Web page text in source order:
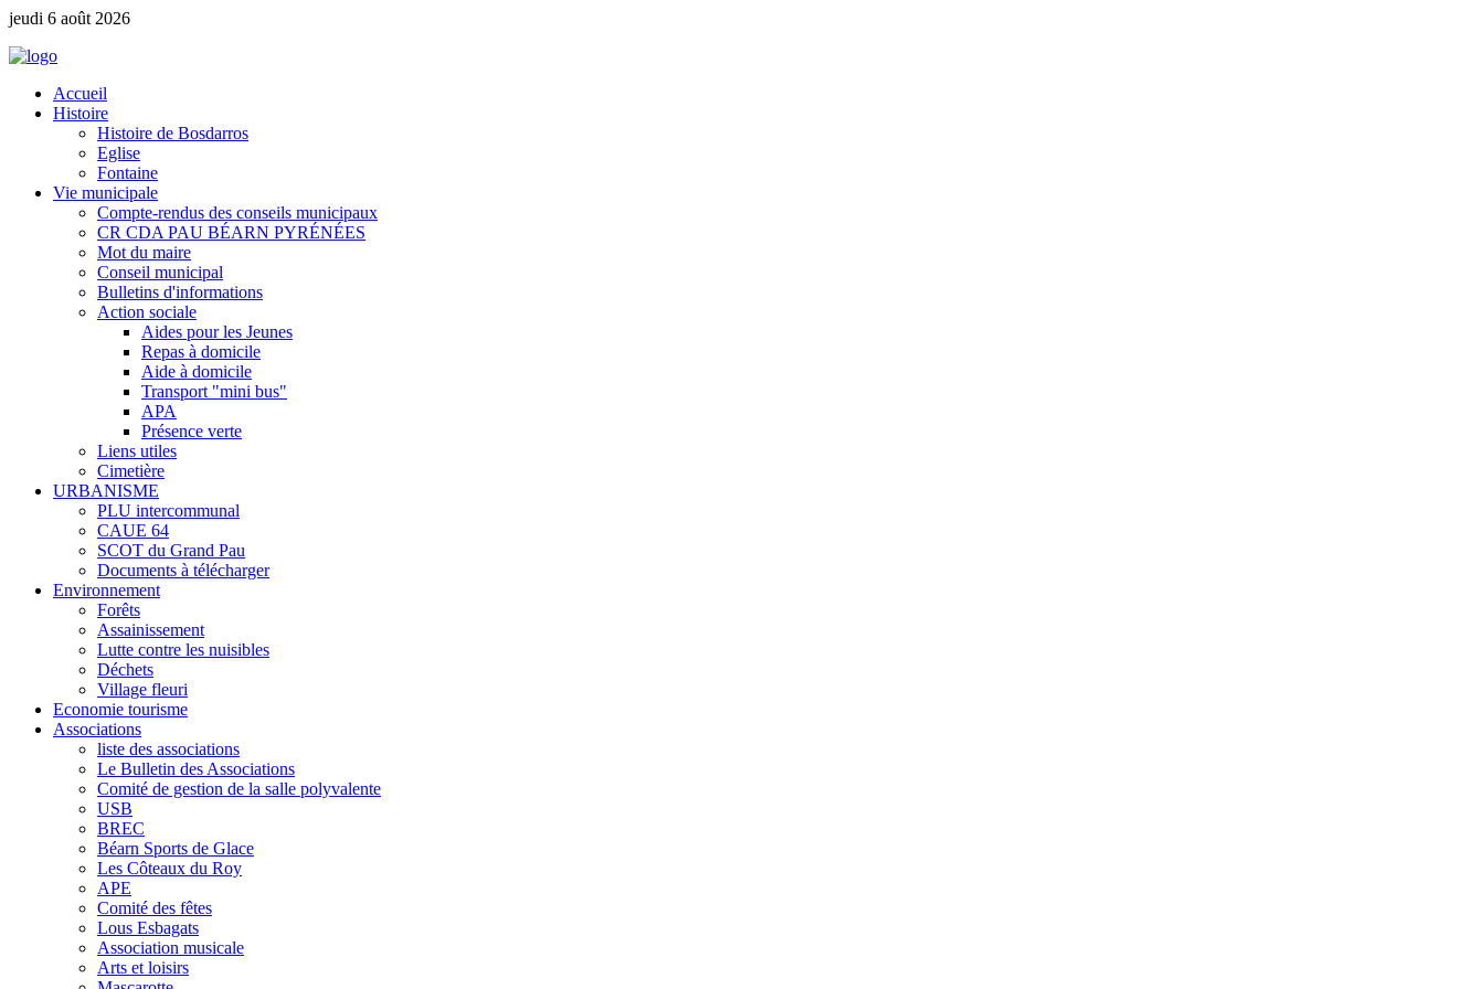
jeudi 6 août 2026
Accueil
Histoire
Histoire de Bosdarros
Eglise
Fontaine
Vie municipale
Compte-rendus des conseils municipaux
CR CDA PAU BÉARN PYRÉNÉES
Mot du maire
Conseil municipal
Bulletins d'informations
Action sociale
Aides pour les Jeunes
Repas à domicile
Aide à domicile
Transport "mini bus"
APA
Présence verte
Liens utiles
Cimetière
URBANISME
PLU intercommunal
CAUE 64
SCOT du Grand Pau
Documents à télécharger
Environnement
Forêts
Assainissement
Lutte contre les nuisibles
Déchets
Village fleuri
Economie tourisme
Associations
liste des associations
Le Bulletin des Associations
Comité de gestion de la salle polyvalente
USB
BREC
Béarn Sports de Glace
Les Côteaux du Roy
APE
Comité des fêtes
Lous Esbagats
Association musicale
Arts et loisirs